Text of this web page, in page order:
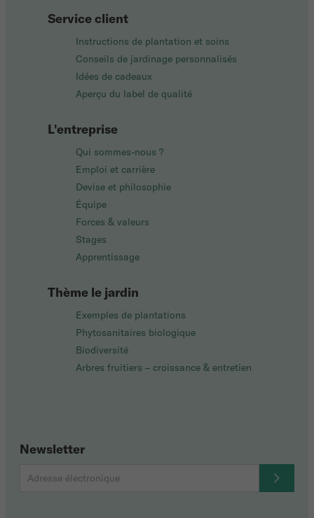
Service client
Instructions de plantation et soins
Conseils de jardinage personnalisés
Idées de cadeaux
Aperçu du label de qualité
L'entreprise
Qui sommes-nous ?
Emploi et carrière
Devise et philosophie
Équipe
Forces & valeurs
Stages
Apprentissage
Thème le jardin
Exemples de plantations
Phytosanitaires biologique
Biodiversité
Arbres fruitiers – croissance & entretien
Newsletter